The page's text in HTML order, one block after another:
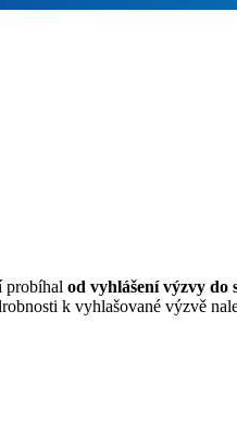
probíhal od vyhlášení výzvy do
k vyhlašované výzvě